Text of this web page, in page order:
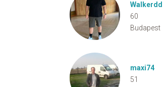
Walkerdd
60
Budapest
maxi74
51